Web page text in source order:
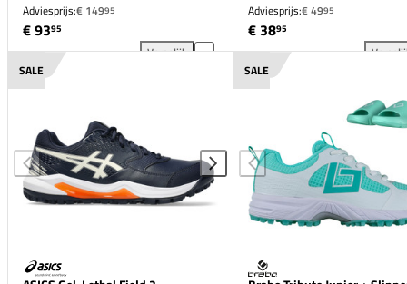
Adviesprijs:€ 14995
€ 9395
Vergelijk
Mizuno Wave Panthera toevoegen aan vergelijking
Adviesprijs:€ 4995
€ 3895
SALE SALE